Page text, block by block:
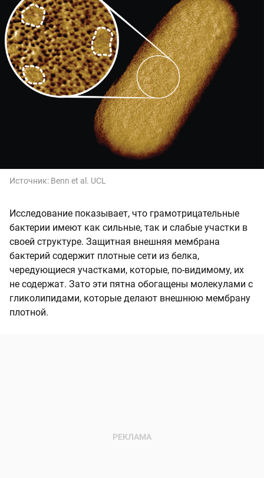
Источник: Benn et al. UCL
Исследование показывает, что грамотрицательные
бактерии имеют как сильные, так и слабые участки в
своей структуре. Защитная внешняя мембрана
бактерий содержит плотные сети из белка,
чередующиеся участками, которые, по-видимому, их
не содержат. Зато эти пятна обогащены молекулами с
гликолипидами, которые делают внешнюю мембрану
плотной.